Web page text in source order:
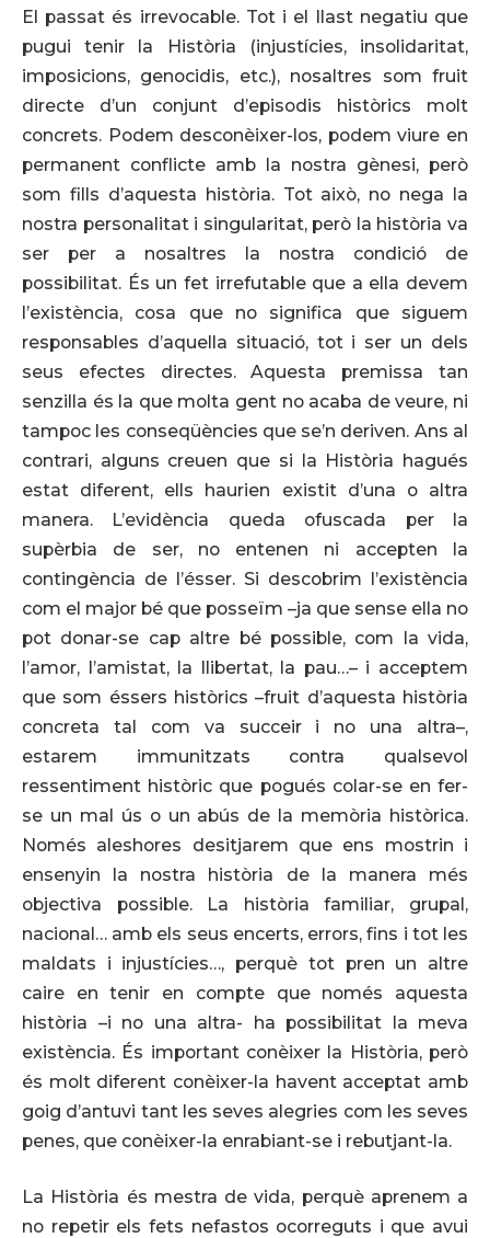
El passat és irrevocable. Tot i el llast negatiu que
pugui tenir la Història (injustícies, insolidaritat,
imposicions, genocidis, etc.), nosaltres som fruit
directe d’un conjunt d’episodis històrics molt
concrets. Podem desconèixer-los, podem viure en
permanent conflicte amb la nostra gènesi, però
som fills d’aquesta història. Tot això, no nega la
nostra personalitat i singularitat, però la història va
ser per a nosaltres la nostra condició de
possibilitat. És un fet irrefutable que a ella devem
l’existència, cosa que no significa que siguem
responsables d’aquella situació, tot i ser un dels
seus efectes directes. Aquesta premissa tan
senzilla és la que molta gent no acaba de veure, ni
tampoc les conseqüències que se’n deriven. Ans al
contrari, alguns creuen que si la Història hagués
estat diferent, ells haurien existit d’una o altra
manera. L’evidència queda ofuscada per la
supèrbia de ser, no entenen ni accepten la
contingència de l’ésser. Si descobrim l’existència
com el major bé que posseïm –ja que sense ella no
pot donar-se cap altre bé possible, com la vida,
l’amor, l’amistat, la llibertat, la pau…– i acceptem
que som éssers històrics –fruit d’aquesta història
concreta tal com va succeir i no una altra–,
estarem immunitzats contra qualsevol
ressentiment històric que pogués colar-se en fer-
se un mal ús o un abús de la memòria històrica.
Només aleshores desitjarem que ens mostrin i
ensenyin la nostra història de la manera més
objectiva possible. La història familiar, grupal,
nacional… amb els seus encerts, errors, fins i tot les
maldats i injustícies…, perquè tot pren un altre
caire en tenir en compte que només aquesta
història –i no una altra- ha possibilitat la meva
existència. És important conèixer la Història, però
és molt diferent conèixer-la havent acceptat amb
goig d’antuvi tant les seves alegries com les seves
penes, que conèixer-la enrabiant-se i rebutjant-la.
La Història és mestra de vida, perquè aprenem a
no repetir els fets nefastos ocorreguts i que avui